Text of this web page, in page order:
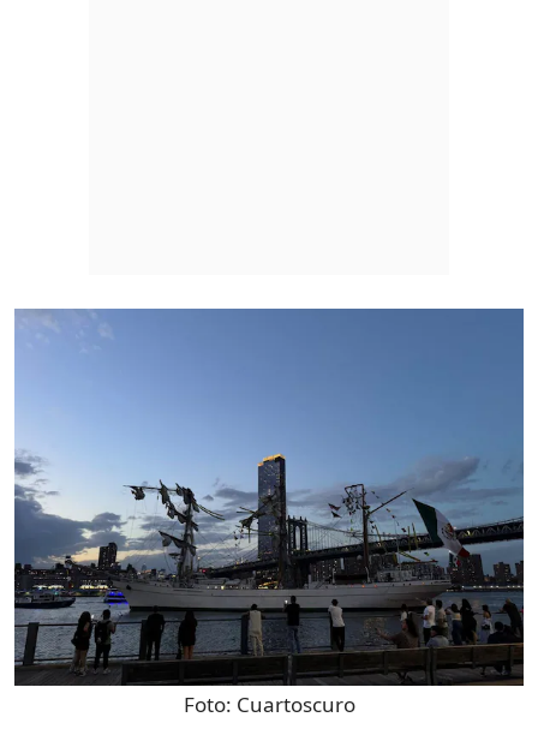
Foto: Cuartoscuro